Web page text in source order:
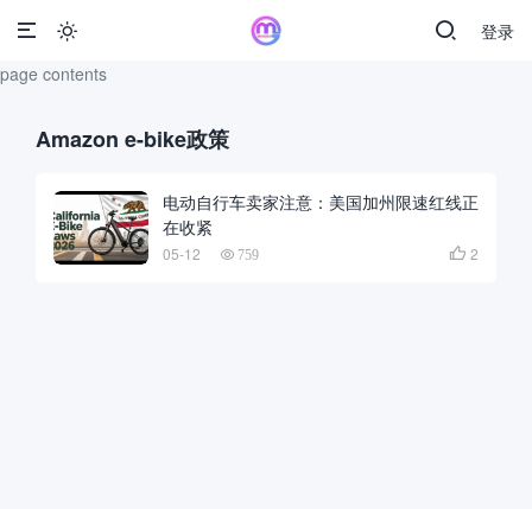
page contents
登录

Amazon e-bike政策
电动自行车卖家注意：美国加州限速红线正
在收紧
05-12 759  2